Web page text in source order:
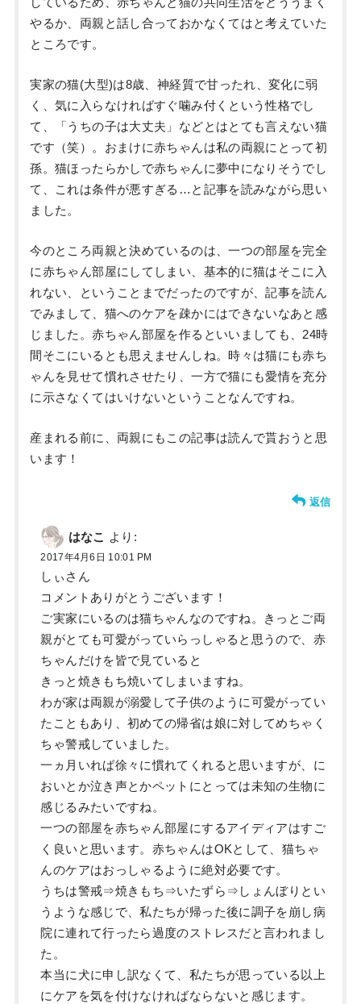
しているため、赤ちゃんと猫の共同生活をどううまく
やるか、両親と話し合っておかなくてはと考えていた
ところです。
実家の猫(大型)は8歳、神経質で甘ったれ、変化に弱
く、気に入らなければすぐ噛み付くという性格でし
て、「うちの子は大丈夫」などとはとても言えない猫
です（笑）。おまけに赤ちゃんは私の両親にとって初
孫。猫ほったらかしで赤ちゃんに夢中になりそうでし
て、これは条件が悪すぎる…と記事を読みながら思い
ました。
今のところ両親と決めているのは、一つの部屋を完全
に赤ちゃん部屋にしてしまい、基本的に猫はそこに入
れない、ということまでだったのですが、記事を読ん
でみまして、猫へのケアを疎かにはできないなあと感
じました。赤ちゃん部屋を作るといいましても、24時
間そこにいるとも思えませんしね。時々は猫にも赤ち
ゃんを見せて慣れさせたり、一方で猫にも愛情を充分
に示さなくてはいけないということなんですね。
産まれる前に、両親にもこの記事は読んで貰おうと思
います！
返信
はなこ より:
2017年4月6日 10:01 PM
しぃさん
コメントありがとうございます！
ご実家にいるのは猫ちゃんなのですね。きっとご両
親がとても可愛がっていらっしゃると思うので、赤
ちゃんだけを皆で見ていると
きっと焼きもち焼いてしまいますね。
わが家は両親が溺愛して子供のように可愛がってい
たこともあり、初めての帰省は娘に対してめちゃく
ちゃ警戒していました。
一ヵ月いれば徐々に慣れてくれると思いますが、に
おいとか泣き声とかペットにとっては未知の生物に
感じるみたいですね。
一つの部屋を赤ちゃん部屋にするアイディアはすご
く良いと思います。赤ちゃんはOKとして、猫ちゃ
んのケアはおっしゃるように絶対必要です。
うちは警戒⇒焼きもち⇒いたずら⇒しょんぼりとい
うような感じで、私たちが帰った後に調子を崩し病
院に連れて行ったら過度のストレスだと言われまし
た。
本当に犬に申し訳なくて、私たちが思っている以上
にケアを気を付けなければならないと感じます。